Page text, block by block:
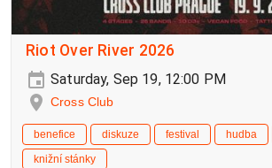
Riot Over River 2026
Saturday, Sep 19, 12:00 PM
Cross Club
benefice diskuze festival hudba
knižní stánky